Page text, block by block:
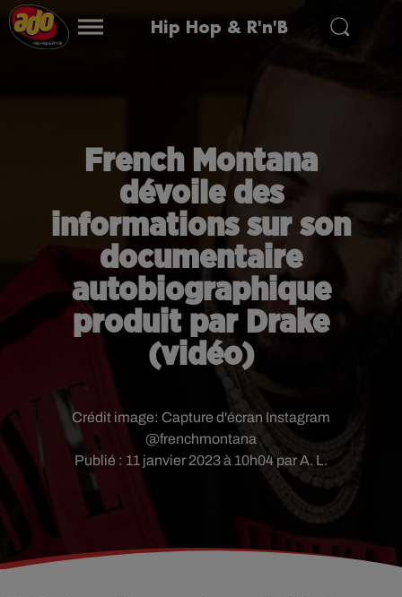
Hip Hop & R'n'B
French Montana
dévoile des
informations sur son
documentaire
autobiographique
produit par Drake
(vidéo)
Publié : 11 janvier 2023 à 10h04 par A. L.
Crédit image: Capture d'écran Instagram
@frenchmontana